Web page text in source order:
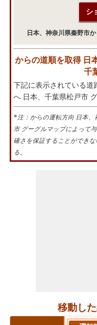
日本、神奈川県秦野市
からの道順を取得 日
千
下記に表示されている道
へ 日本、千葉県松戸市
* 注：からの運転方向 日本
市 グーグルマップによって
確さを保証することができ
る。
移動し